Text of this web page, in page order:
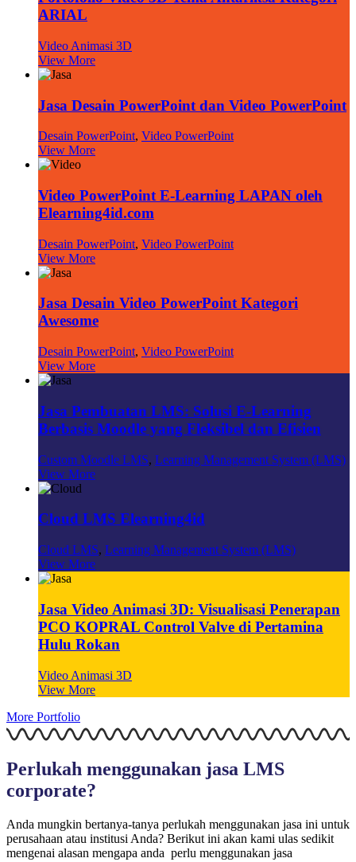
ARIAL
Video Animasi 3D
View More
Jasa Desain PowerPoint dan Video PowerPoint
Desain PowerPoint, Video PowerPoint
View More
Video PowerPoint E-Learning LAPAN oleh
Elearning4id.com
Desain PowerPoint, Video PowerPoint
View More
Jasa Desain Video PowerPoint Kategori
Awesome
Desain PowerPoint, Video PowerPoint
View More
Jasa Pembuatan LMS: Solusi E-Learning
Berbasis Moodle yang Fleksibel dan Efisien
Custom Moodle LMS, Learning Management System (LMS)
View More
Cloud LMS Elearning4id
Cloud LMS, Learning Management System (LMS)
View More
Jasa Video Animasi 3D: Visualisasi Penerapan
PCO KOPRAL Control Valve di Pertamina
Hulu Rokan
Video Animasi 3D
View More
More Portfolio
Perlukah menggunakan jasa LMS
corporate?
Anda mungkin bertanya-tanya perlukah menggunakan jasa ini untuk
perusahaan atau institusi Anda? Berikut ini akan kami ulas sedikit
mengenai alasan mengapa anda perlu menggunakan jasa